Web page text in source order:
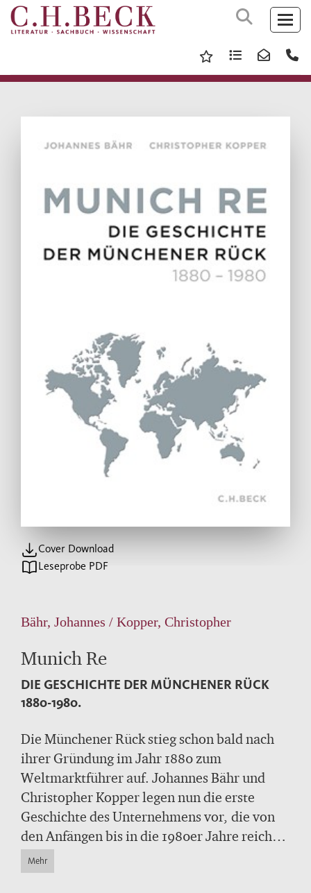
Cover Download
Leseprobe PDF
Bähr, Johannes / Kopper, Christopher
Munich Re
DIE GESCHICHTE DER MÜNCHENER RÜCK
1880-1980.
Die Münchener Rück stieg schon bald nach
ihrer Gründung im Jahr 1880 zum
Weltmarktführer auf. Johannes Bähr und
Christopher Kopper legen nun die erste
Geschichte des Unternehmens vor, die von
den Anfängen bis in die 1980er Jahre reicht.
Bis heute ist Munich Re eine der beiden
weltweit führenden Rückversicherer.
Mehr